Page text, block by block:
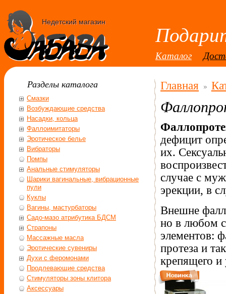
Недетский магазин
Каталог
Главная
дефицит
их.
случае с
эрекции, в
Внешне
но в любом
элементов:
протеза и
крепящего и
Разделы каталога
Смазки
Возбуждающие средства
Насадки, кольца
Фаллоимитаторы
Эротическое белье
Вибраторы
Помпы
Анальные стимуляторы
Шарики вагинальные, вибрационные
пули
Куклы
Вагины, мастурбаторы
Садо-мазо атрибутика БДСМ
Страпоны
Массажные масла
Эротические сувениры
Духи с феромонами
Продлевающие средства
Стимуляторы зоны клитора
Аксессуары